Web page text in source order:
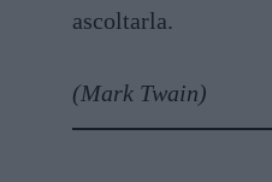
ascoltarla.
(Mark Twain)